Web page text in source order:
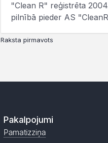
"Clean R" reģistrēta
pilnībā pieder AS
Raksta pirmavots
Pakalpojumi
Pamatizziņa